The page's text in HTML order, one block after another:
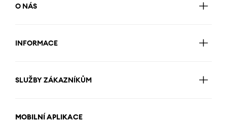
O NÁS
INFORMACE
SLUŽBY ZÁKAZNÍKŮM
MOBILNÍ APLIKACE